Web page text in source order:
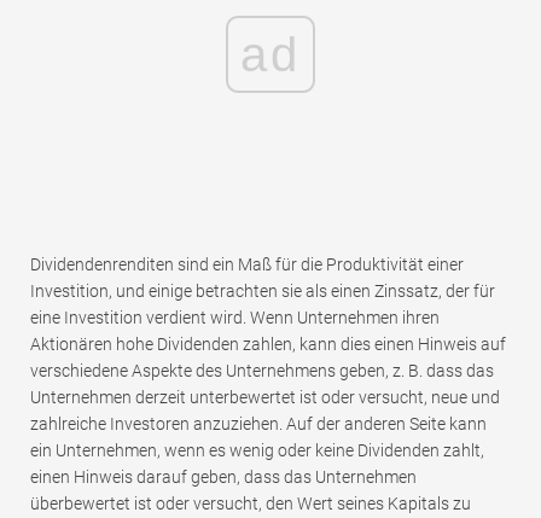
ad
Dividendenrenditen sind ein Maß für die Produktivität einer
Investition, und einige betrachten sie als einen Zinssatz, der für
eine Investition verdient wird. Wenn Unternehmen ihren
Aktionären hohe Dividenden zahlen, kann dies einen Hinweis auf
verschiedene Aspekte des Unternehmens geben, z. B. dass das
Unternehmen derzeit unterbewertet ist oder versucht, neue und
zahlreiche Investoren anzuziehen. Auf der anderen Seite kann
ein Unternehmen, wenn es wenig oder keine Dividenden zahlt,
einen Hinweis darauf geben, dass das Unternehmen
überbewertet ist oder versucht, den Wert seines Kapitals zu